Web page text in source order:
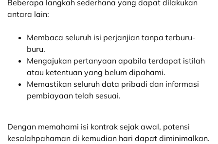
Beberapa langkah sederhana yang dapat dilakukan
antara lain:
Membaca seluruh isi perjanjian tanpa terburu-
buru.
Mengajukan pertanyaan apabila terdapat istilah
atau ketentuan yang belum dipahami.
Memastikan seluruh data pribadi dan informasi
pembiayaan telah sesuai.
Dengan memahami isi kontrak sejak awal, potensi
kesalahpahaman di kemudian hari dapat diminimalkan.